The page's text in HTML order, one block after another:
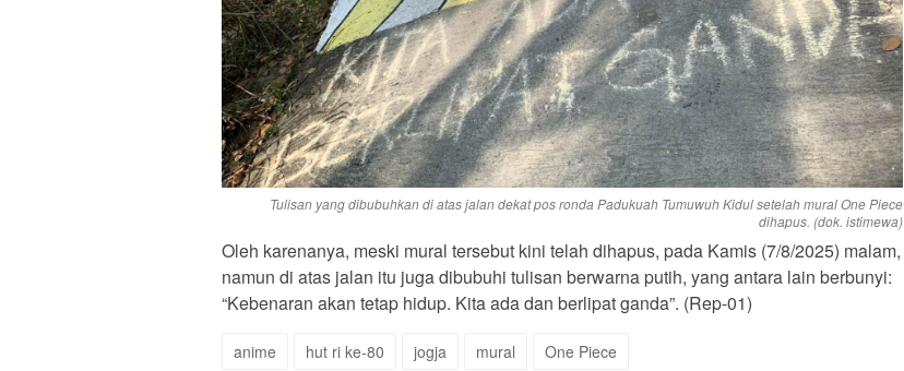
Tulisan yang dibubuhkan di atas jalan dekat pos ronda Padukuah Tumuwuh Kidul setelah mural One Piece
dihapus. (dok. istimewa)
Oleh karenanya, meski mural tersebut kini telah dihapus, pada Kamis (7/8/2025) malam,
namun di atas jalan itu juga dibubuhi tulisan berwarna putih, yang antara lain berbunyi:
“Kebenaran akan tetap hidup. Kita ada dan berlipat ganda”. (Rep-01)
anime hut ri ke-80 jogja mural One Piece